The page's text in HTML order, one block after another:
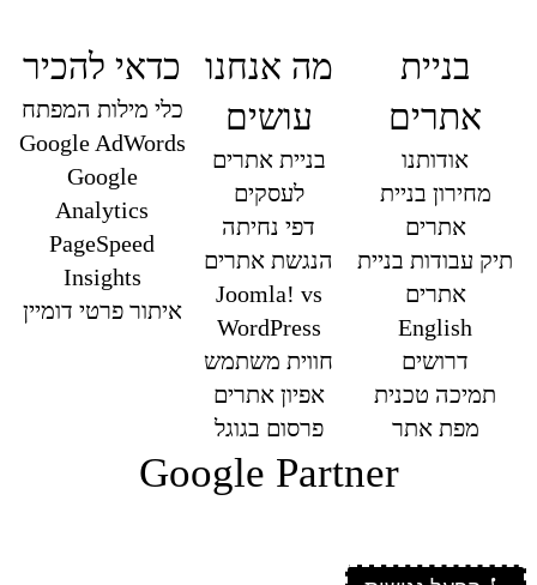
בניית
אתרים
אודותנו
מחירון בניית
אתרים
תיק עבודות בניית
אתרים
English
דרושים
תמיכה טכנית
מפת אתר
מה אנחנו
עושים
בניית אתרים
לעסקים
דפי נחיתה
הנגשת אתרים
Joomla! vs
WordPress
חווית משתמש
אפיון אתרים
פרסום בגוגל
כדאי להכיר
כלי מילות המפתח
Google AdWords
Google
Analytics
PageSpeed
Insights
איתור פרטי דומיין
Google Partner